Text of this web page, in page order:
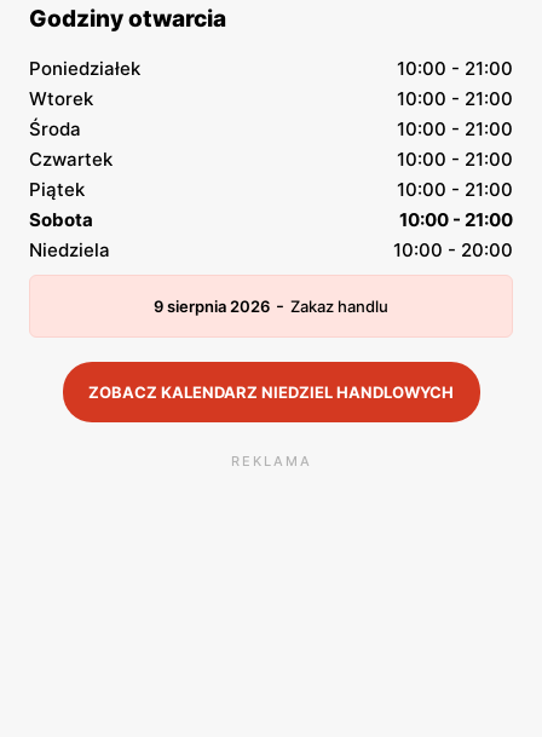
Godziny otwarcia
Poniedziałek
10:00 - 21:00
Wtorek
10:00 - 21:00
Środa
10:00 - 21:00
Czwartek
10:00 - 21:00
Piątek
10:00 - 21:00
Sobota
10:00 - 21:00
Niedziela
10:00 - 20:00
9 sierpnia 2026 - Zakaz handlu
ZOBACZ KALENDARZ NIEDZIEL HANDLOWYCH
REKLAMA